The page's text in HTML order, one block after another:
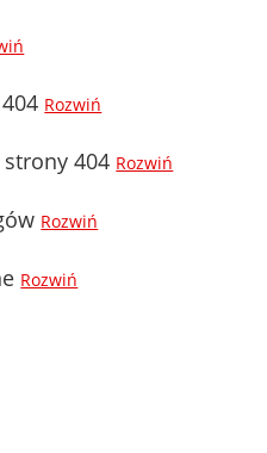
Rozwiń
strony 404 Rozwiń
Rozwiń
Rozwiń